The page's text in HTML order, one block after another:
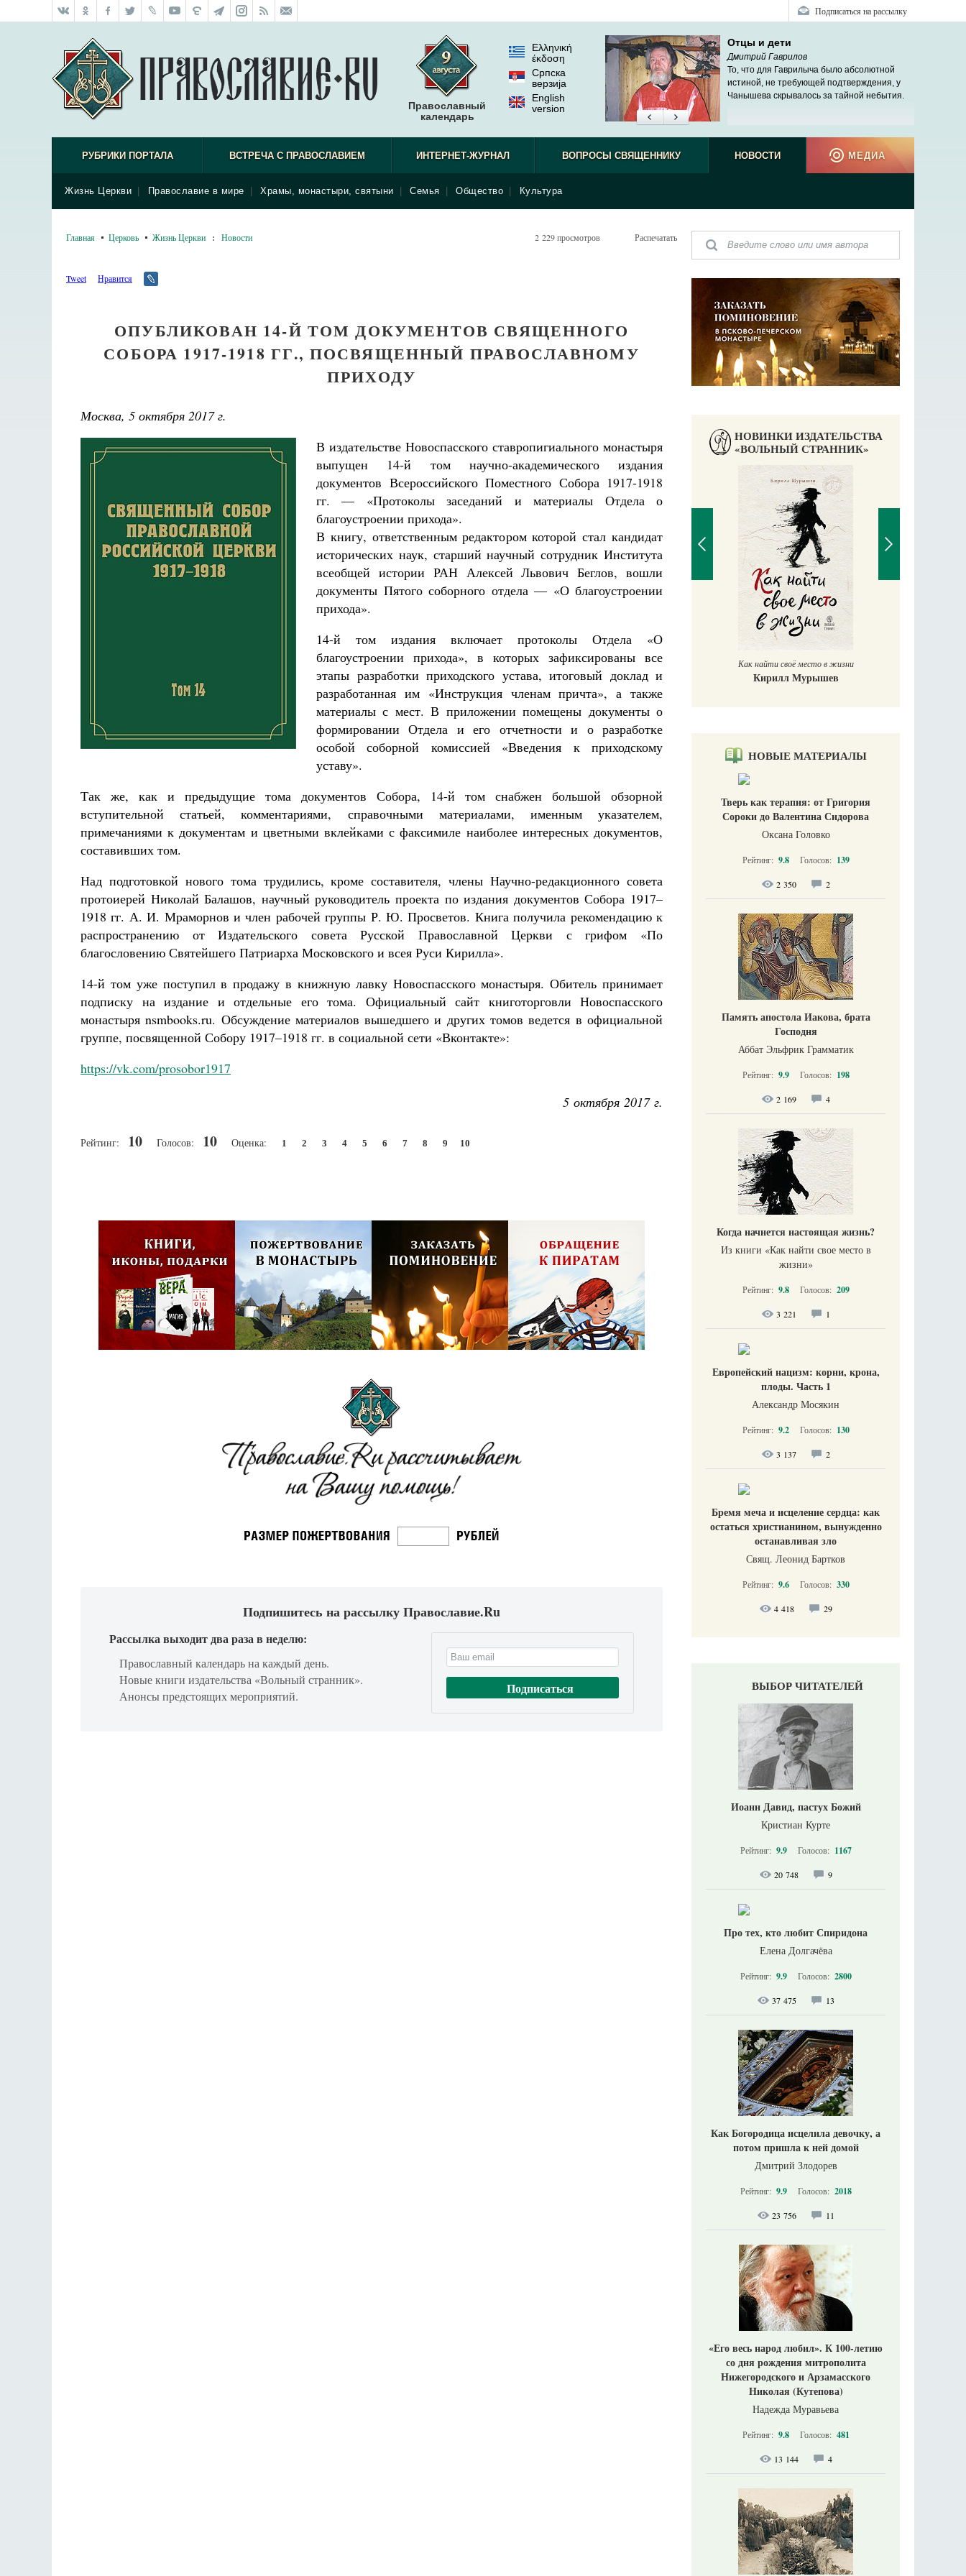
Подписаться на рассылку
Православный
календарь
Ελληνική
έκδοση
Српска
верзиjа
English
version
Отцы и дети
Дмитрий Гаврилов
То, что для Гаврилыча было абсолютной
истиной, не требующей подтверждения, у
Чанышева скрывалось за тайной небытия.
РУБРИКИ ПОРТАЛА ВСТРЕЧА С ПРАВОСЛАВИЕМ ИНТЕРНЕТ-ЖУРНАЛ ВОПРОСЫ СВЯЩЕННИКУ НОВОСТИ
Жизнь Церкви Православие в мире Храмы, монастыри, святыни Семья Общество Культура
МЕДИА
Главная Церковь Жизнь Церкви : Новости 2 229 просмотров Распечатать
Tweet Нравится
ОПУБЛИКОВАН 14-Й ТОМ ДОКУМЕНТОВ СВЯЩЕННОГО
СОБОРА 1917-1918 ГГ., ПОСВЯЩЕННЫЙ ПРАВОСЛАВНОМУ
ПРИХОДУ
Москва, 5 октября 2017 г.
В издательстве Новоспасского ставропигиального монастыря
выпущен 14-й том научно-академического издания
документов Всероссийского Поместного Собора 1917-1918
гг. — «Протоколы заседаний и материалы Отдела о
благоустроении прихода».
В книгу, ответственным редактором которой стал кандидат
исторических наук, старший научный сотрудник Института
всеобщей истории РАН Алексей Львович Беглов, вошли
документы Пятого соборного отдела — «О благоустроении
прихода».
14-й том издания включает протоколы Отдела «О
благоустроении прихода», в которых зафиксированы все
этапы разработки приходского устава, итоговый доклад и
разработанная им «Инструкция членам причта», а также
материалы с мест. В приложении помещены документы о
формировании Отдела и его отчетности и о разработке
особой соборной комиссией «Введения к приходскому
уставу».
Так же, как и предыдущие тома документов Собора, 14-й том снабжен большой обзорной
вступительной статьей, комментариями, справочными материалами, именным указателем,
примечаниями к документам и цветными вклейками с факсимиле наиболее интересных документов,
составивших том.
Над подготовкой нового тома трудились, кроме составителя, члены Научно-редакционного совета
протоиерей Николай Балашов, научный руководитель проекта по издания документов Собора 1917–
1918 гг. А. И. Мраморнов и член рабочей группы Р. Ю. Просветов. Книга получила рекомендацию к
распространению от Издательского совета Русской Православной Церкви с грифом «По
благословению Святейшего Патриарха Московского и всея Руси Кирилла».
14-й том уже поступил в продажу в книжную лавку Новоспасского монастыря. Обитель принимает
подписку на издание и отдельные его тома. Официальный сайт книготорговли Новоспасского
монастыря nsmbooks.ru. Обсуждение материалов вышедшего и других томов ведется в официальной
группе, посвященной Собору 1917–1918 гг. в социальной сети «Вконтакте»:
https://vk.com/prosobor1917
5 октября 2017 г.
Рейтинг: 10 Голосов: 10 Оценка: 1 2 3 4 5 6 7 8 9 10
Подпишитесь на рассылку Православие.Ru
Рассылка выходит два раза в неделю:
Православный календарь на каждый день.
Новые книги издательства «Вольный странник».
Анонсы предстоящих мероприятий.
НОВИНКИ ИЗДАТЕЛЬСТВА
«ВОЛЬНЫЙ СТРАННИК»
Как найти своё место в жизни
Кирилл Мурышев
НОВЫЕ МАТЕРИАЛЫ
Тверь как терапия: от Григория
Сороки до Валентина Сидорова
Оксана Головко
Рейтинг: 9.8 Голосов: 139
2 350 2
Память апостола Иакова, брата
Господня
Аббат Эльфрик Грамматик
Рейтинг: 9.9 Голосов: 198
2 169 4
Когда начнется настоящая жизнь?
Из книги «Как найти свое место в
жизни​»
Рейтинг: 9.8 Голосов: 209
3 221 1
Европейский нацизм: корни, крона,
плоды. Часть 1
Александр Мосякин
Рейтинг: 9.2 Голосов: 130
3 137 2
Бремя меча и исцеление сердца: как
остаться христианином, вынужденно
останавливая зло
Свящ. Леонид Бартков
Рейтинг: 9.6 Голосов: 330
4 418 29
ВЫБОР ЧИТАТЕЛЕЙ
Иоанн Давид, пастух Божий
Кристиан Курте
Рейтинг: 9.9 Голосов: 1167
20 748 9
Про тех, кто любит Спиридона
Елена Долгачёва
Рейтинг: 9.9 Голосов: 2800
37 475 13
Как Богородица исцелила девочку, а
потом пришла к ней домой
Дмитрий Злодорев
Рейтинг: 9.9 Голосов: 2018
23 756 11
«Его весь народ любил». К 100-летию
со дня рождения митрополита
Нижегородского и Арзамасского
Николая (Кутепова)
Надежда Муравьева
Рейтинг: 9.8 Голосов: 481
13 144 4